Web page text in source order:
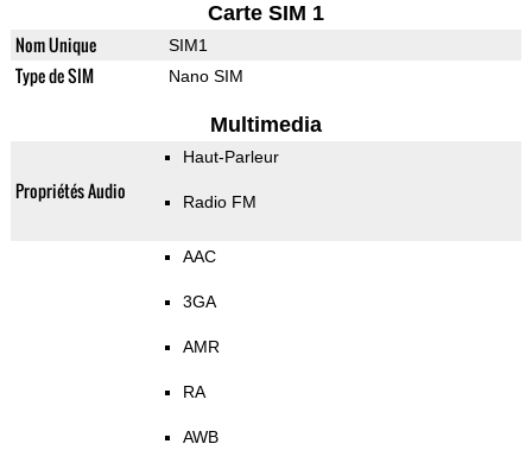
Carte SIM 1
Nom Unique SIM1
Type de SIM Nano SIM
Multimedia
Propriétés Audio
Haut-Parleur
Radio FM
AAC
3GA
AMR
RA
AWB